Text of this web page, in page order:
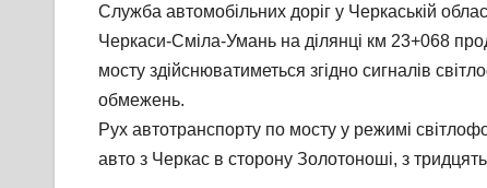
Служба автомобільних доріг у Черкаській
Черкаси-Сміла-Умань на ділянці км 23+068
мосту здійснюватиметься згідно сигналів
обмежень.
Рух автотранспорту по мосту у режимі
авто з Черкас в сторону Золотоноші, з